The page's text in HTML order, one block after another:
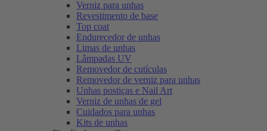
Verniz para unhas
Revestimento de base
Top coat
Endurecedor de unhas
Limas de unhas
Lâmpadas UV
Removedor de cutículas
Removedor de verniz para unhas
Unhas postiças e Nail Art
Verniz de unhas de gel
Cuidados para unhas
Kits de unhas